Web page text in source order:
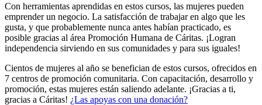
Con herramientas aprendidas en estos cursos, las mujeres pueden
emprender un negocio. La satisfacción de trabajar en algo que les
gusta, y que probablemente nunca antes habían practicado, es
posible gracias al área Promoción Humana de Cáritas. ¡Logran
independencia sirviendo en sus comunidades y para sus iguales!
Cientos de mujeres al año se benefician de estos cursos, ofrecidos en
7 centros de promoción comunitaria. Con capacitación, desarrollo y
promoción, estas mujeres están saliendo adelante. ¡Gracias a ti,
gracias a Cáritas! ¿Las apoyas con una donación?